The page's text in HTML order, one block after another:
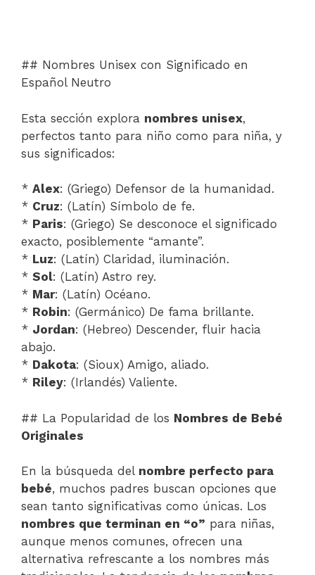
## Nombres Unisex con Significado en
Español Neutro
Esta sección explora nombres unisex,
perfectos tanto para niño como para niña, y
sus significados:
* Alex: (Griego) Defensor de la humanidad.
* Cruz: (Latín) Símbolo de fe.
* Paris: (Griego) Se desconoce el significado
exacto, posiblemente “amante”.
* Luz: (Latín) Claridad, iluminación.
* Sol: (Latín) Astro rey.
* Mar: (Latín) Océano.
* Robin: (Germánico) De fama brillante.
* Jordan: (Hebreo) Descender, fluir hacia
abajo.
* Dakota: (Sioux) Amigo, aliado.
* Riley: (Irlandés) Valiente.
## La Popularidad de los Nombres de Bebé
Originales
En la búsqueda del nombre perfecto para
bebé, muchos padres buscan opciones que
sean tanto significativas como únicas. Los
nombres que terminan en “o” para niñas,
aunque menos comunes, ofrecen una
alternativa refrescante a los nombres más